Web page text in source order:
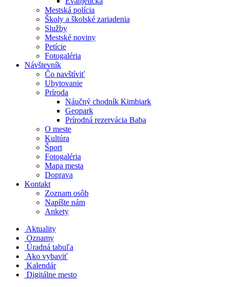
Mestská polícia
Školy a školské zariadenia
Služby
Mestské noviny
Petície
Fotogaléria
Návštevník
Čo navštíviť
Ubytovanie
Príroda
Náučný chodník Kimbiark
Geopark
Prírodná rezervácia Baba
O meste
Kultúra
Šport
Fotogaléria
Mapa mesta
Doprava
Kontakt
Zoznam osôb
Napíšte nám
Ankety
Aktuality
Oznamy
Úradná tabuľa
Ako vybaviť
Kalendár
Digitálne mesto